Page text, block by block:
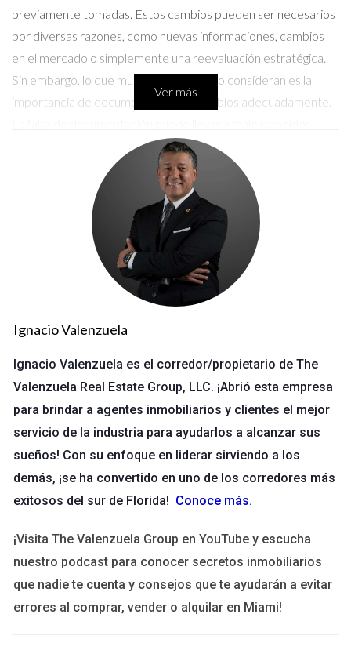
previamente tomadas. Estos cambios pueden ser necesarios
por diversas razones, como nuevas informaciones, cambios
en el mercado o simplemente una reevaluación estratégica.
Sin embargo, lo que muchas personas no consideran es la
importancia de documentar estos cambios adecuadamente.
conflictos y, en última instancia, a la pérdida de oportunidades.
Por eso, hoy vamos a profundizar en cómo y dónde debes
registrar esos cambios para proteger tu trabajo y asegurar
que tus esfuerzos sean reconocidos y respetados.
Importancia de la Documentación
Documentar los cambios de decisión no solo es una buena
práctica; es esencial para garantizar la transparencia y la
responsabilidad dentro del equipo. Aquí hay algunas razones
documentación:
Claridad:
La documentación proporciona un registro
claro de las decisiones tomadas y los motivos detrás de
ellas.
Prevención de Conflictos:Un registro escrito puede
ayudar a prevenir malentendidos entre los miembros
del equipo.
Responsabilidad:Al documentar quién tomó qué
responsabilidad.
Protección Legal: En caso de disputas legales, tener un
registro adecuado puede ser invaluable.
Casos Prácticos
Ver más
Ignacio Valenzuela
Ignacio Valenzuela es el corredor/propietario de The
Valenzuela Real Estate Group, LLC. ¡Abrió esta empresa
para brindar a agentes inmobiliarios y clientes el mejor
servicio de la industria para ayudarlos a alcanzar sus
sueños! Con su enfoque en liderar sirviendo a los
demás, ¡se ha convertido en uno de los corredores más
exitosos del sur de Florida! Conoce más.
¡Visita The Valenzuela Group en YouTube y escucha
nuestro podcast para conocer secretos inmobiliarios
que nadie te cuenta y consejos que te ayudarán a evitar
errores al comprar, vender o alquilar en Miami!